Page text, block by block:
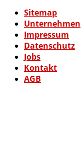
Sitemap
Unternehmen
Impressum
Datenschutz
Jobs
Kontakt
AGB